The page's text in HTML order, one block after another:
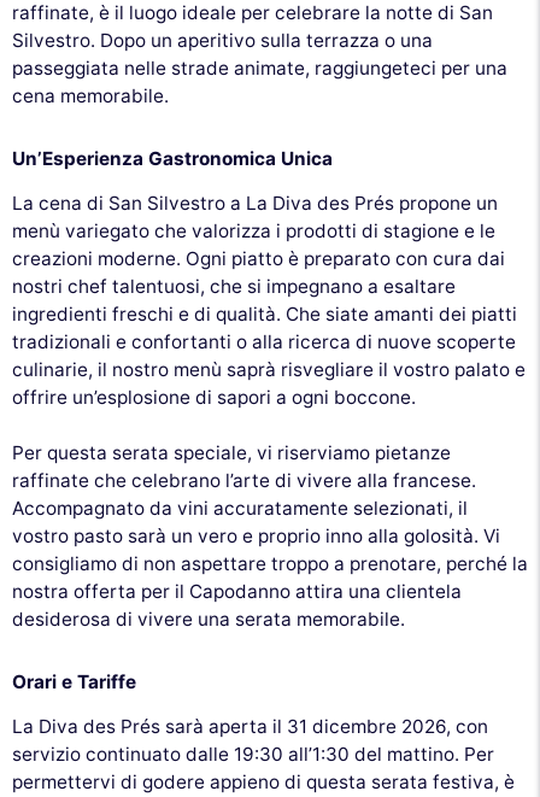
raffinate, è il luogo ideale per celebrare la notte di San
Silvestro. Dopo un aperitivo sulla terrazza o una
passeggiata nelle strade animate, raggiungeteci per una
cena memorabile.
Un’Esperienza Gastronomica Unica
La cena di San Silvestro a La Diva des Prés propone un
menù variegato che valorizza i prodotti di stagione e le
creazioni moderne. Ogni piatto è preparato con cura dai
nostri chef talentuosi, che si impegnano a esaltare
ingredienti freschi e di qualità. Che siate amanti dei piatti
tradizionali e confortanti o alla ricerca di nuove scoperte
culinarie, il nostro menù saprà risvegliare il vostro palato e
offrire un’esplosione di sapori a ogni boccone.
Per questa serata speciale, vi riserviamo pietanze
raffinate che celebrano l’arte di vivere alla francese.
Accompagnato da vini accuratamente selezionati, il
vostro pasto sarà un vero e proprio inno alla golosità. Vi
consigliamo di non aspettare troppo a prenotare, perché la
nostra offerta per il Capodanno attira una clientela
desiderosa di vivere una serata memorabile.
Orari e Tariffe
La Diva des Prés sarà aperta il 31 dicembre 2026, con
servizio continuato dalle 19:30 all’1:30 del mattino. Per
permettervi di godere appieno di questa serata festiva, è